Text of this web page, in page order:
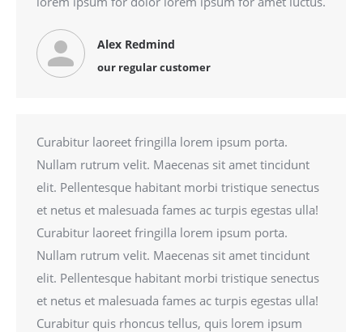
Alex Redmind
our regular customer
Curabitur laoreet fringilla lorem ipsum porta.
Nullam rutrum velit. Maecenas sit amet tincidunt
elit. Pellentesque habitant morbi tristique senectus
et netus et malesuada fames ac turpis egestas ulla!
Curabitur laoreet fringilla lorem ipsum porta.
Nullam rutrum velit. Maecenas sit amet tincidunt
elit. Pellentesque habitant morbi tristique senectus
et netus et malesuada fames ac turpis egestas ulla!
Curabitur quis rhoncus tellus, quis lorem ipsum